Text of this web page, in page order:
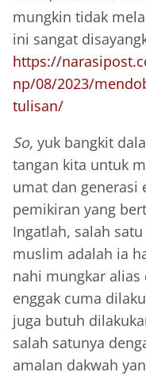
mungkin tidak
ini sangat
https://
np/08/2023/
tulisan/
So, yuk bangkit
tangan kita untuk
umat dan generasi
pemikiran yang
Ingatlah, salah
muslim adalah ia
nahi mungkar alias
enggak cuma
juga butuh
salah satunya
amalan dakwah